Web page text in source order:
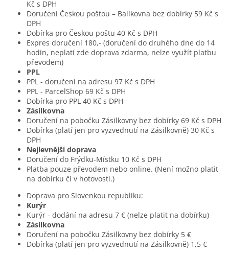
Kč s DPH
Doručení Českou poštou – Balíkovna bez dobírky 59 Kč s
DPH
Dobírka pro Českou poštu 40 Kč s DPH
Expres doručení 180,- (doručení do druhého dne do 14
hodin, neplatí zde doprava zdarma, nelze využít platbu
převodem)
PPL
PPL - doručení na adresu 97 Kč s DPH
PPL - ParcelShop 69 Kč s DPH
Dobírka pro PPL 40 Kč s DPH
Zásilkovna
Doručení na pobočku Zásilkovny bez dobírky 69 Kč s DPH
Dobírka (platí jen pro vyzvednutí na Zásilkovně) 30 Kč s
DPH
Nejlevnější doprava
Doručení do Frýdku-Místku 10 Kč s DPH
Platba pouze převodem nebo online. (Není možno platit
na dobírku či v hotovosti.)
Doprava pro Slovenkou republiku:
Kurýr
Kurýr - dodání na adresu 7€ (nelze platit na dobírku)
Zásilkovna
Doručení na pobočku Zásilkovny bez dobírky 5€
Dobírka (platí jen pro vyzvednutí na Zásilkovně) 1,5€